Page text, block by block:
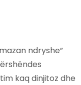
ndryshe”
kaq dinjitoz dhe